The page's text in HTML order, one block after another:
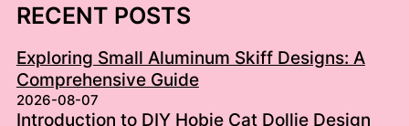
RECENT POSTS
Exploring Small Aluminum Skiff Designs: A
Comprehensive Guide
2026-08-07
Introduction to DIY Hobie Cat Dollie Design